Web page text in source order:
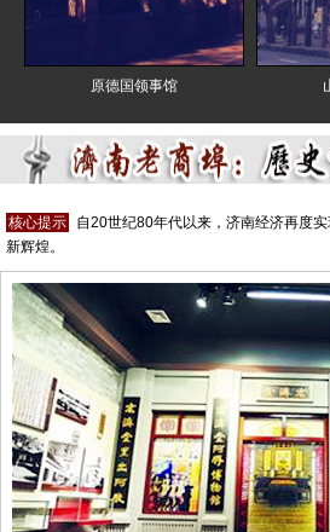
原德国领事馆
核心提示
自20世纪80年代以来，济南经济再度
新辉煌。